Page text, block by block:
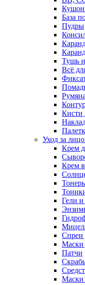
База
Пудры
Тушь
Всё
Румяна
Кисти
Уход за
Крем
Крем
Гели
Спреи
Маски
Патчи
Маски